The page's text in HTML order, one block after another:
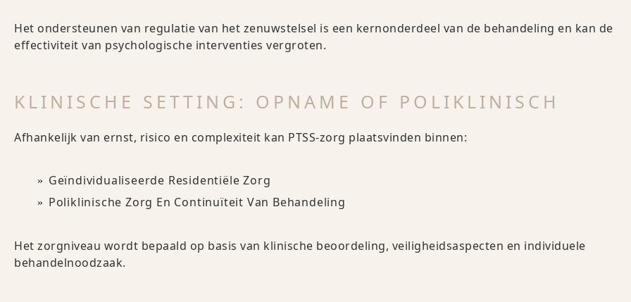
Het ondersteunen van regulatie van het zenuwstelsel is een kernonderdeel van de behandeling en kan de
effectiviteit van psychologische interventies vergroten.
KLINISCHE SETTING: OPNAME OF POLIKLINISCH
Afhankelijk van ernst, risico en complexiteit kan PTSS-zorg plaatsvinden binnen:
Geïndividualiseerde Residentiële Zorg
Poliklinische Zorg En Continuïteit Van Behandeling
Het zorgniveau wordt bepaald op basis van klinische beoordeling, veiligheidsaspecten en individuele
behandelnoodzaak.